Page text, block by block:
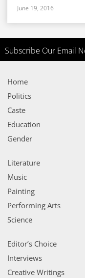
June 19, 2016
Subscribe Our Email
Home
Politics
Caste
Education
Gender
Literature
Music
Painting
Performing Arts
Science
Editor’s Choice
Interviews
Creative Writings